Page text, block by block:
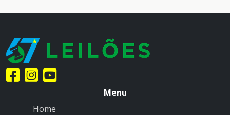
Menu
Home